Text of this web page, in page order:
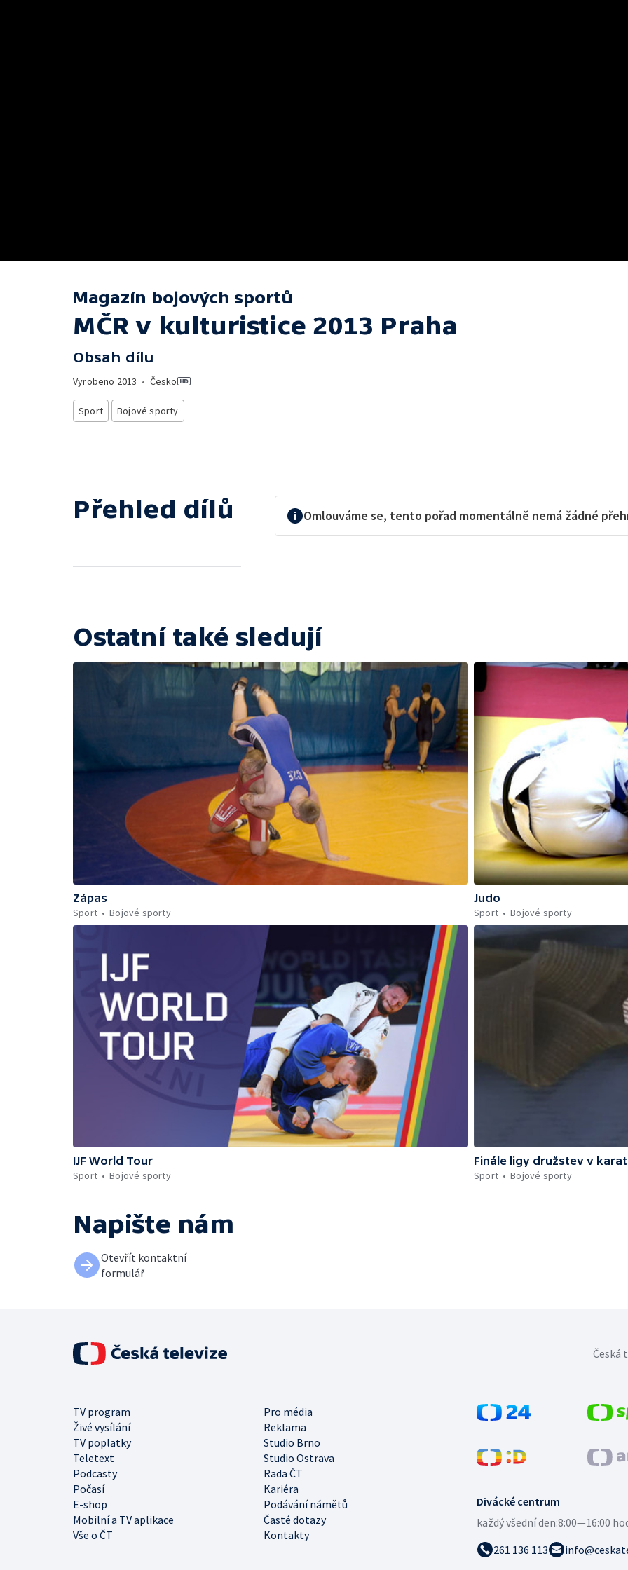
Magazín bojových sportů
MČR v kulturistice 2013 Praha
Obsah dílu
Vyrobeno 2013 • Česko
Sport Bojové sporty
Přehled dílů Omlouváme se, tento pořad momentálně nemá žádné
Ostatní také sledují
Zápas
Sport
Bojové sporty
Judo
Sport
Bojové sporty
IJF World Tour
Sport
Bojové sporty
Finále ligy družstev v
Sport
Bojové sporty
Napište nám
Otevřít kontaktní
formulář
Divácké centrum
každý všední den:8:00—16:00
261 136 113
TV program
Pro média
Živé vysílání
Reklama
TV poplatky
Studio Brno
Teletext
Studio Ostrava
Podcasty
Rada ČT
Počasí
Kariéra
E-shop
Podávání námětů
Mobilní a TV aplikace
Časté dotazy
Vše o ČT
Kontakty
Česká